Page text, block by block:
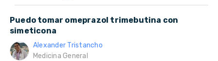
Puedo tomar omeprazol trimebutina con
simeticona
Alexander Tristancho
Medicina General